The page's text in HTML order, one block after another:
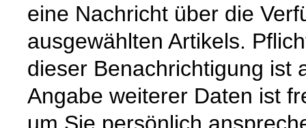
eine Nachricht über die
ausgewählten Artikels.
dieser Benachrichtigung ist
Angabe weiterer Daten ist
um Sie persönlich